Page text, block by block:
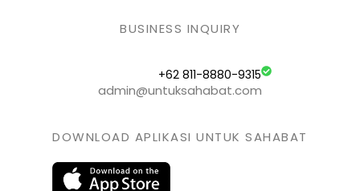
BUSINESS INQUIRY
+62 811-8880-9315
admin@untuksahabat.com
DOWNLOAD APLIKASI UNTUK SAHABAT